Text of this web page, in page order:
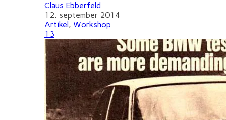
Claus Ebberfeld
12. september 2014
Artikel , Workshop
13